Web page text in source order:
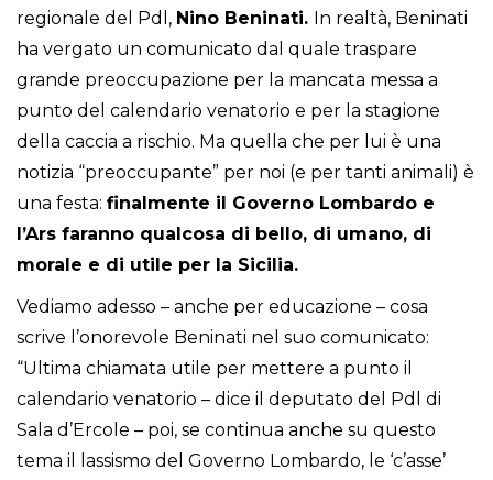
regionale del Pdl, Nino Beninati. In realtà, Beninati
ha vergato un comunicato dal quale traspare
grande preoccupazione per la mancata messa a
punto del calendario venatorio e per la stagione
della caccia a rischio. Ma quella che per lui è una
notizia “preoccupante” per noi (e per tanti animali) è
una festa: finalmente il Governo Lombardo e
l’Ars faranno qualcosa di bello, di umano, di
morale e di utile per la Sicilia.
Vediamo adesso – anche per educazione – cosa
scrive l’onorevole Beninati nel suo comunicato:
“Ultima chiamata utile per mettere a punto il
calendario venatorio – dice il deputato del Pdl di
Sala d’Ercole – poi, se continua anche su questo
tema il lassismo del Governo Lombardo, le ‘c’asse’